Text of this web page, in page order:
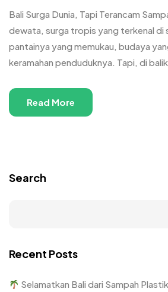
Bali Surga Dunia, Tapi Terancam
dewata, surga tropis yang terkenal di
pantainya yang memukau, budaya
keramahan penduduknya. Tapi, di
Read More
Search
Recent Posts
Selamatkan Bali dari Sampah